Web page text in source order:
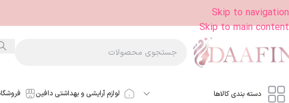
Skip to navigation
Skip to main content
دسته بندی کالاها لوازم آرایشی و بهداشتی دافین